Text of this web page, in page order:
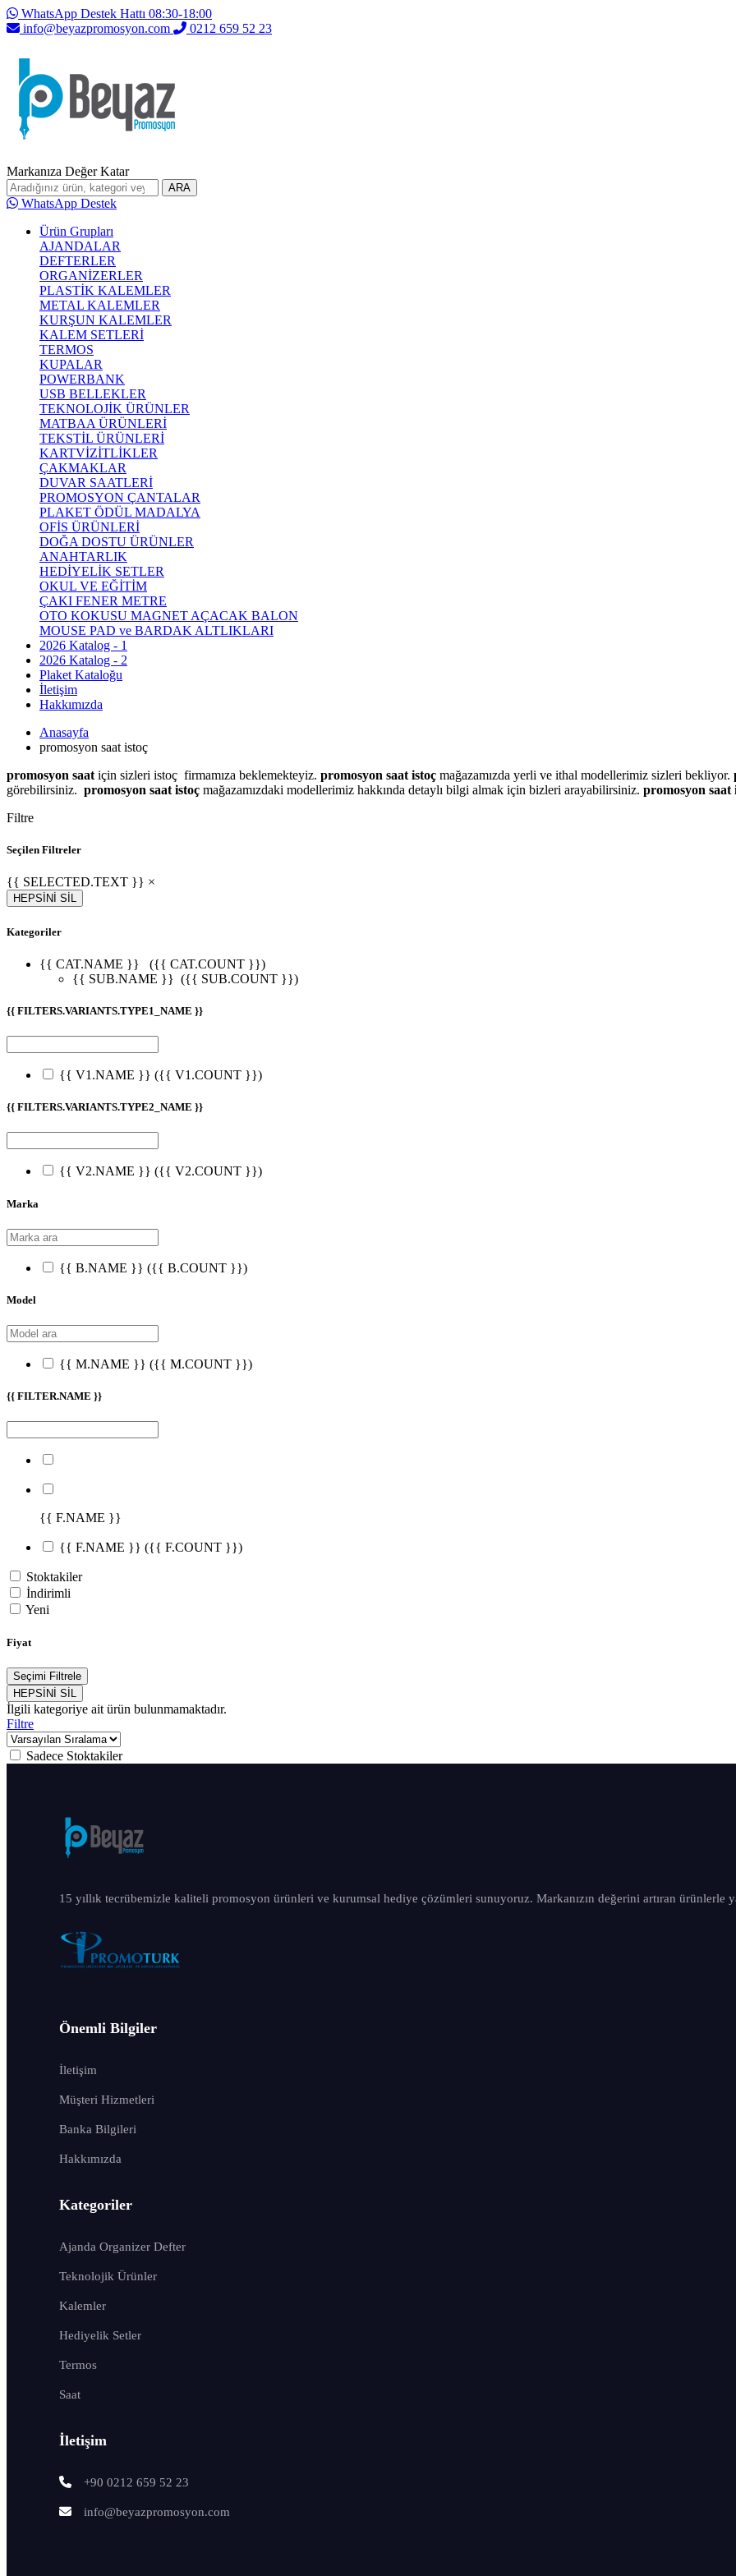
WhatsApp Destek Hattı 08:30-18:00
info@beyazpromosyon.com
0212 659 52 23
Markanıza Değer Katar
ARA
WhatsApp Destek
Ürün Grupları
AJANDALAR
DEFTERLER
ORGANİZERLER
PLASTİK KALEMLER
METAL KALEMLER
KURŞUN KALEMLER
KALEM SETLERİ
TERMOS
KUPALAR
POWERBANK
USB BELLEKLER
TEKNOLOJİK ÜRÜNLER
MATBAA ÜRÜNLERİ
TEKSTİL ÜRÜNLERİ
KARTVİZİTLİKLER
ÇAKMAKLAR
DUVAR SAATLERİ
PROMOSYON ÇANTALAR
PLAKET ÖDÜL MADALYA
OFİS ÜRÜNLERİ
DOĞA DOSTU ÜRÜNLER
ANAHTARLIK
HEDİYELİK SETLER
OKUL VE EĞİTİM
ÇAKI FENER METRE
OTO KOKUSU MAGNET AÇACAK BALON
MOUSE PAD ve BARDAK ALTLIKLARI
2026 Katalog - 1
2026 Katalog - 2
Plaket Kataloğu
İletişim
Hakkımızda
Anasayfa
promosyon saat istoç
promosyon saat için sizleri istoç firmamıza beklemekteyiz. promosyon saat istoç mağazamızda yerli ve ithal modellerimiz sizleri bekliyor.
görebilirsiniz. promosyon saat istoç mağazamızdaki modellerimiz hakkında detaylı bilgi almak için bizleri arayabilirsiniz. promosyon saat
Filtre
Seçilen Filtreler
{{ SELECTED.TEXT }} ×
HEPSİNİ SİL
Kategoriler
{{ CAT.NAME }}
({{ CAT.COUNT }})
{{ SUB.NAME }} ({{ SUB.COUNT }})
{{ FILTERS.VARIANTS.TYPE1_NAME }}
{{ V1.NAME }} ({{ V1.COUNT }})
{{ FILTERS.VARIANTS.TYPE2_NAME }}
{{ V2.NAME }} ({{ V2.COUNT }})
Marka
{{ B.NAME }} ({{ B.COUNT }})
Model
{{ M.NAME }} ({{ M.COUNT }})
{{ FILTER.NAME }}
{{ F.NAME }}
{{ F.NAME }} ({{ F.COUNT }})
Stoktakiler
İndirimli
Yeni
Fiyat
Seçimi Filtrele
HEPSİNİ SİL
İlgili kategoriye ait ürün bulunmamaktadır.
Filtre
Sadece Stoktakiler
15 yıllık tecrübemizle kaliteli promosyon ürünleri ve kurumsal hediye çözümleri sunuyoruz. Markanızın değerini artıran ürünlerle
Önemli Bilgiler
İletişim
Müşteri Hizmetleri
Banka Bilgileri
Hakkımızda
Kategoriler
Ajanda Organizer Defter
Teknolojik Ürünler
Kalemler
Hediyelik Setler
Termos
Saat
İletişim
+90 0212 659 52 23
info@beyazpromosyon.com